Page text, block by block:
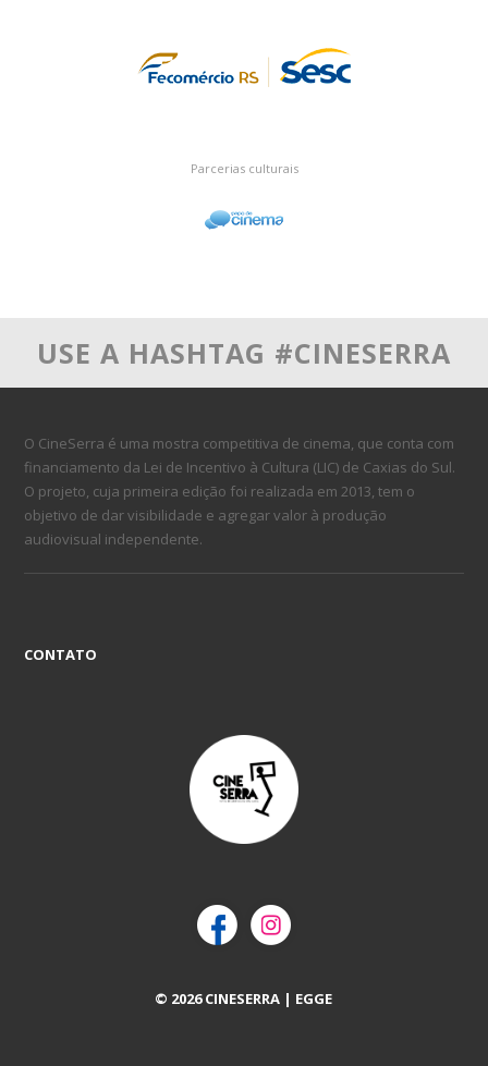
Parcerias culturais
USE A HASHTAG #CINESERRA
O CineSerra é uma mostra competitiva de cinema, que conta com
financiamento da Lei de Incentivo à Cultura (LIC) de Caxias do Sul.
O projeto, cuja primeira edição foi realizada em 2013, tem o
objetivo de dar visibilidade e agregar valor à produção
audiovisual independente.
CONTATO
© 2026 CINESERRA | EGGE